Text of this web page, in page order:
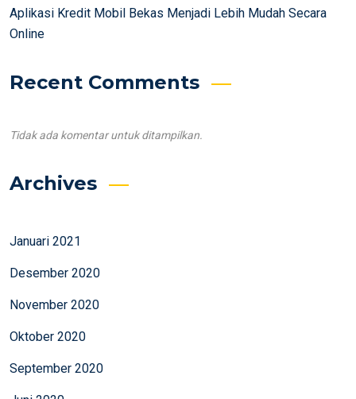
Aplikasi Kredit Mobil Bekas Menjadi Lebih Mudah Secara
Online
Recent Comments
Tidak ada komentar untuk ditampilkan.
Archives
Januari 2021
Desember 2020
November 2020
Oktober 2020
September 2020